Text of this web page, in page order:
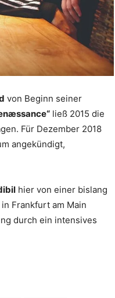
von Beginn seiner
ließ 2015 die
Für Dezember 2018
angekündigt,
hier von einer bislang
Frankfurt am Main
durch ein intensives